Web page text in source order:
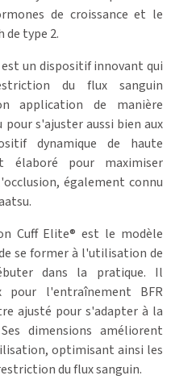
de croissance et le
de type 2.
est un dispositif innovant qui
du flux sanguin
application de manière
pour s'ajuster aussi bien aux
dynamique de haute
élaboré pour maximiser
également connu
Cuff Elite® est le modèle
se former à l'utilisation de
dans la pratique. Il
l'entraînement BFR
ajusté pour s'adapter à la
dimensions améliorent
optimisant ainsi les
du flux sanguin.